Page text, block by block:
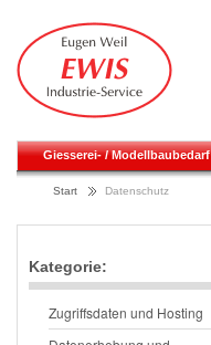
Giesserei- / Modellbaubedarf
Start Datenschutz
Kategorie:
Zugriffsdaten und Hosting